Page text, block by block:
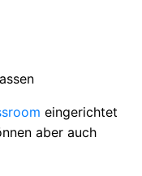
eingerichtet
aber auch